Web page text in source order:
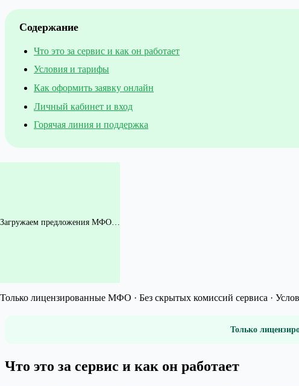
Содержание
Что это за сервис и как он работает
Условия и тарифы
Как оформить заявку онлайн
Личный кабинет и вход
Горячая линия и поддержка
Загружаем предложения МФО…
Только лицензированные МФО · Без скрытых комиссий сервиса ·
Только
Что это за сервис и как он работает